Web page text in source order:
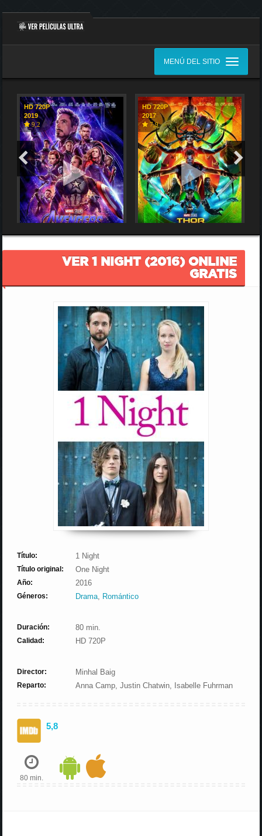
MENÚ DEL SITIO
HD 720P
2019
9,2
HD 720P
2017
7,9
VER 1 NIGHT (2016) ONLINE
GRATIS
Título: 1 Night
Título original: One Night
Año: 2016
Géneros: Drama, Romántico
Duración: 80 min.
Calidad: HD 720P
Director: Minhal Baig
Reparto: Anna Camp, Justin Chatwin, Isabelle Fuhrman
5,8
80 min.